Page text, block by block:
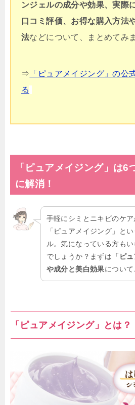
ンジェルの成分や効果、実際
口コミ評価、お得な購入方法
法などについて、まとめてみ
⇒ 「ピュアメイジング」の公
る
「ピュアメイジング」は6
に解消！
手軽にシミとニキビのケ
「ピュアメイジング」と
ル。気になっている方も
でしょうか？まずは 「ピ
や成分と美白効果について
「ピュアメイジング」とは？